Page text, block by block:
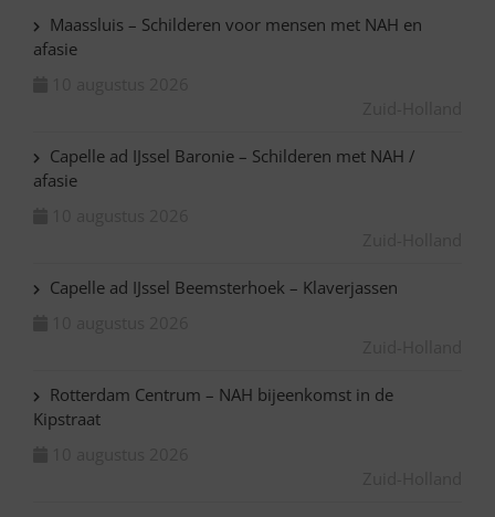
Maassluis – Schilderen voor mensen met NAH en
afasie
Capelle ad IJssel Baronie – Schilderen met NAH /
afasie
Capelle ad IJssel Beemsterhoek – Klaverjassen
Rotterdam Centrum – NAH bijeenkomst in de
Kipstraat